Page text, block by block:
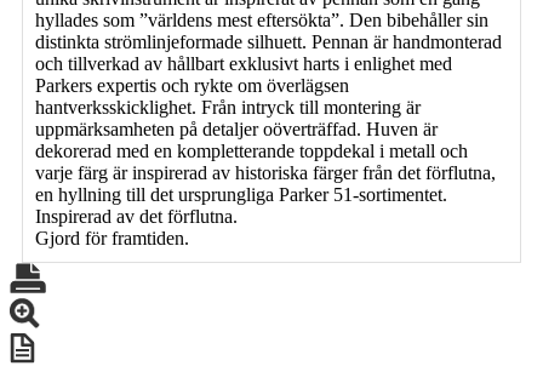
hyllades som ”världens mest eftersökta”. Den bibehåller sin
distinkta strömlinjeformade silhuett. Pennan är handmonterad
och tillverkad av hållbart exklusivt harts i enlighet med
Parkers expertis och rykte om överlägsen
hantverksskicklighet. Från intryck till montering är
uppmärksamheten på detaljer oöverträffad. Huven är
dekorerad med en kompletterande toppdekal i metall och
varje färg är inspirerad av historiska färger från det förflutna,
en hyllning till det ursprungliga Parker 51-sortimentet.
Inspirerad av det förflutna.
Gjord för framtiden.